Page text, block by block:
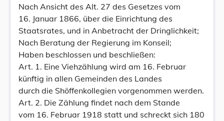
Nach Ansicht des Alt. 27 des Gesetzes vom
16. Januar 1866, über die Einrichtung des
Staatsrates, und in Anbetracht der Dringlichkeit;
Nach Beratung der Regierung im Konseil;
Haben beschlossen und beschließen:
Art. 1. Eine Viehzählung wird am 16. Februar
künftig in allen Gemeinden des Landes
durch die Shöffenkollegien vorgenommen werden.
Art. 2. Die Zählung findet nach dem Stande
vom 16. Februar 1918 statt und schreckt sich 180